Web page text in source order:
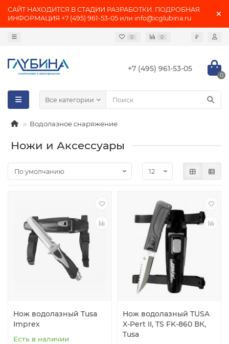
САЙТ НАХОДИТСЯ В СТАДИИ РАЗРАБОТКИ. ПОДРОБНАЯ
ИНФОРМАЦИЯ +7 (495) 961-53-05 или info@icglubina.ru
0 0 ₽
+7 (495) 961-53-05
0
Все категории
Водолазное снаряжение
Ножи и Аксессуары
Нож водолазный Tusa
Imprex
Есть в наличии
Нож водолазный TUSA
X-Pert II, TS FK-860 ВК,
Tusa